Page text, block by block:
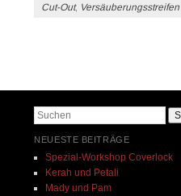
Cut-Out, Versäuberungsstreifen
Suchen
NEUESTE BEITRÄGE
Spezial-Workshop Coverlock
Kerah und Petali
Mady und Pam